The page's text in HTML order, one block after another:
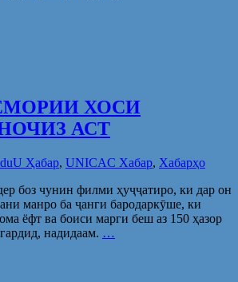
ХОСИ
АСТ
Ҳабар, UNICAC Хабар, Хабарҳо
боз чунин филми ҳуҷҷатиро, ки дар он
манро ба ҷанги бародаркӯше, ки
ёфт ва боиси марги беш аз 150 ҳазор
надидаам. …